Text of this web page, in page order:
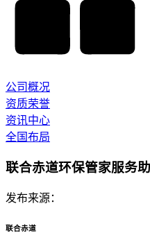
公司概况
资质荣誉
资讯中心
全国布局
联合赤道环保管家服务
发布来源：
联合赤道